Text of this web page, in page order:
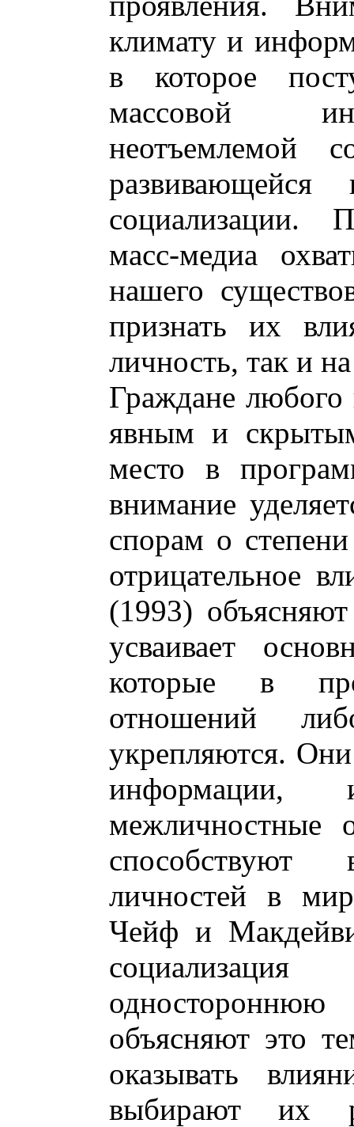
климату и
в которое
массовой
неотъемлемой
социализации.
масс-медиа
нашего
признать их
личность, так и
Граждане любого
явным и
место в
внимание
спорам о
отрицательное
(1993)
усваивает
которые в
отношений
укрепляются.
межличностные
способствуют
личностей в
Чейф и
объясняют это
оказывать
выбирают их